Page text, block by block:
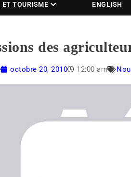
ET TOURISME ENGLISH
des
octobre 20, 2010 12:00 am